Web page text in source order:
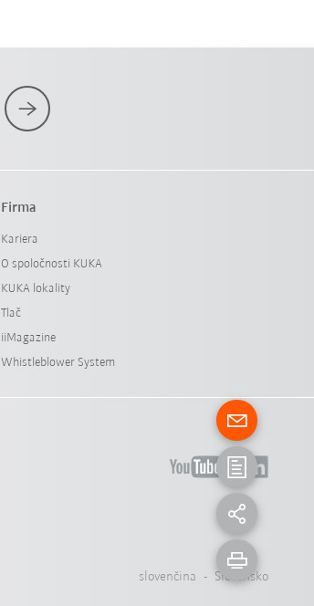
Firma
Kariera
O spoločnosti KUKA
KUKA lokality
Tlač
iiMagazine
Whistleblower System
slovenčina - Slovensko